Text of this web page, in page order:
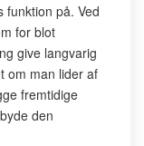
funktion på. Ved
for blot
give langvarig
om man lider af
fremtidige
den